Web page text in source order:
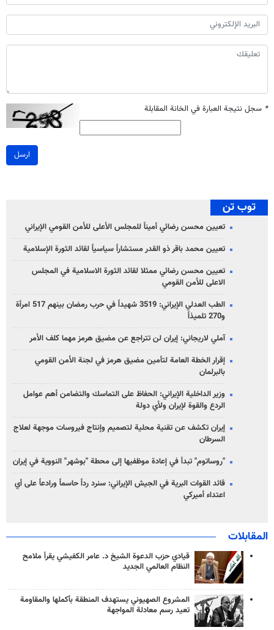
* سجل نتيجة العبارة في الخانة المقابلة
ارسل
توب تن
تعيين محسن رضائي أميناً للمجلس الأعلى للأمن القومي الإيراني
تعيين محمد باقر ذو القدر مستشاراً سياسياً لقائد الثورة الإسلامية
تعيين محسن رضائي ممثلا لقائد الثورة الاسلامية في المجلس
الاعلى للأمن القومي
الطب العدلي الإيراني: 3519 شهيداً في حرب رمضان بينهم 517 امرأة
و270 تلميذاً
آملي لاريجاني: إيران لن تتراجع عن مضيق هرمز مهما كلف الأمر
إقرار الخطة العامة لتأمين مضيق هرمز في لجنة الأمن القومي
بالبرلمان
وزير الداخلية الإيراني: الحفاظ على التماسك والتضامن أهم عوامل
الردع والقوة لإيران ولأي دولة
إيران تكشف عن تقنية محلية لتصميم وإنتاج فيروسات موجهة لعلاج
السرطان
"روساتوم" تبدأ في إعادة موظفيها إلى محطة "بوشهر" النووية في إيران
قائد القوات البرية في الجيش الإيراني: سنرد رداً حاسماً ورادعاً على أي
اعتداء أميركي
المقابلات
قيادي حزب الدعوة الشيخ د. عامر الكفيشي يقرأ ملامح
النظام العالمي الجديد
المشروع الصهيوني يستهدف المنطقة بأكملها والمقاومة
تعيد رسم معادلة المواجهة